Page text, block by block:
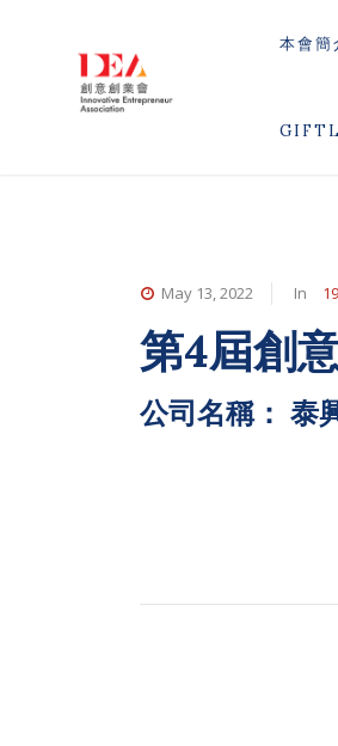
本會簡
May 13, 2022 In
第4屆創
公司名稱： 泰